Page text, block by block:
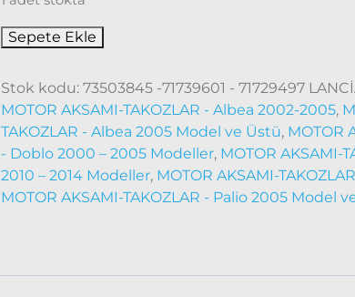
Sepete Ekle
Stok kodu:73503845 -71739601 - 71729497
MOTOR AKSAMI-TAKOZLAR - Albea 2002-2005,
TAKOZLAR - Albea 2005 Model ve Üstü, MOTOR
- Doblo 2000 – 2005 Modeller, MOTOR AKSAMI-
2010 – 2014 Modeller, MOTOR AKSAMI-
MOTOR AKSAMI-TAKOZLAR - Palio 2005 Model